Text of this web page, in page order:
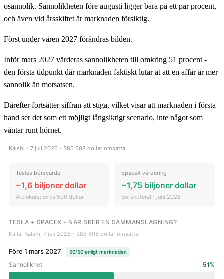
osannolik. Sannolikheten före augusti ligger bara på ett par procent,
och även vid årsskiftet är marknaden försiktig.
Först under våren 2027 förändras bilden.
Inför mars 2027 värderas sannolikheten till omkring 51 procent -
den första tidpunkt där marknaden faktiskt lutar åt att en affär är mer
sannolik än motsatsen.
Därefter fortsätter siffran att stiga, vilket visar att marknaden i första
hand ser det som ett möjligt långsiktigt scenario, inte något som
väntar runt hörnet.
Kalshi - 7 juli 2026 - 385 608 dollar omsatta
Teslas börsvärde
~1,6 biljoner dollar
Aktiekurs: cirka 500 dollar
SpaceX värdering
~1,75 biljoner dollar
Börsnoterat i juni 2026
TESLA + SPACEX - NÄR SKER EN SAMMANSLAGNING?
Källa: Kalshi, 7 juli 2026 - 385 608 dollar omsatta
Före 1 mars 2027 50/50 enligt marknaden
Sannolikhet 51%